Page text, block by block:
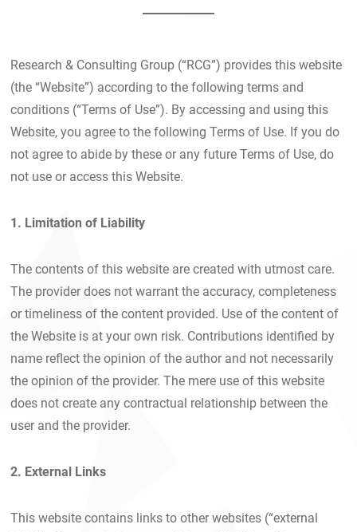
Research & Consulting Group (“RCG”) provides this website
(the “Website”) according to the following terms and
conditions (“Terms of Use”). By accessing and using this
Website, you agree to the following Terms of Use. If you do
not agree to abide by these or any future Terms of Use, do
not use or access this Website.
1. Limitation of Liability
The contents of this website are created with utmost care.
The provider does not warrant the accuracy, completeness
or timeliness of the content provided. Use of the content of
the Website is at your own risk. Contributions identified by
name reflect the opinion of the author and not necessarily
the opinion of the provider. The mere use of this website
does not create any contractual relationship between the
user and the provider.
2. External Links
This website contains links to other websites (“external